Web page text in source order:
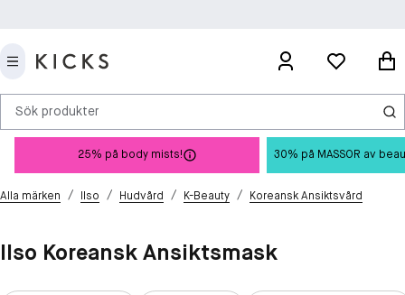
Sök produkter
25% på body mists! 30% på MASSOR av
Alla märken / Ilso / Hudvård / K-Beauty / Koreansk Ansiktsvård
Ilso Koreansk Ansiktsmask